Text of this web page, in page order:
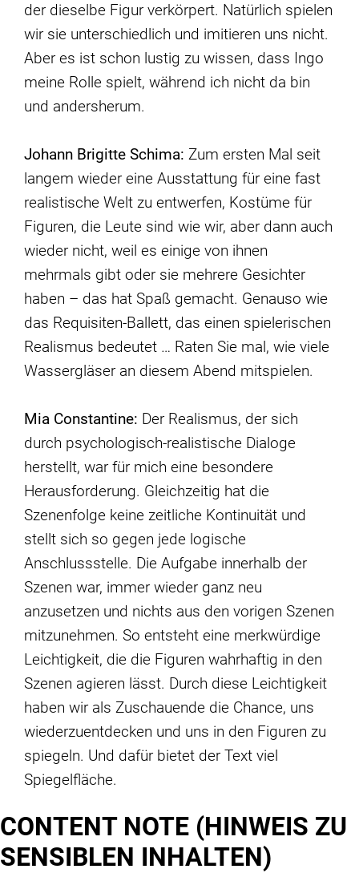
der dieselbe Figur verkörpert. Natürlich spielen
wir sie unterschiedlich und imitieren uns nicht.
Aber es ist schon lustig zu wissen, dass Ingo
meine Rolle spielt, während ich nicht da bin
und andersherum.
Johann Brigitte Schima: Zum ersten Mal seit
langem wieder eine Ausstattung für eine fast
realistische Welt zu entwerfen, Kostüme für
Figuren, die Leute sind wie wir, aber dann auch
wieder nicht, weil es einige von ihnen
mehrmals gibt oder sie mehrere Gesichter
haben – das hat Spaß gemacht. Genauso wie
das Requisiten-Ballett, das einen spielerischen
Realismus bedeutet … Raten Sie mal, wie viele
Wassergläser an diesem Abend mitspielen.
Mia Constantine: Der Realismus, der sich
durch psychologisch-realistische Dialoge
herstellt, war für mich eine besondere
Herausforderung. Gleichzeitig hat die
Szenenfolge keine zeitliche Kontinuität und
stellt sich so gegen jede logische
Anschlussstelle. Die Aufgabe innerhalb der
Szenen war, immer wieder ganz neu
anzusetzen und nichts aus den vorigen Szenen
mitzunehmen. So entsteht eine merkwürdige
Leichtigkeit, die die Figuren wahrhaftig in den
Szenen agieren lässt. Durch diese Leichtigkeit
haben wir als Zuschauende die Chance, uns
wiederzuentdecken und uns in den Figuren zu
spiegeln. Und dafür bietet der Text viel
Spiegelfläche.
CONTENT NOTE (HINWEIS ZU
SENSIBLEN INHALTEN)